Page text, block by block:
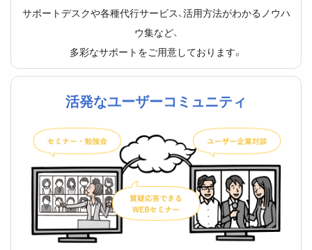
サポートデスクや各種代行サービス、活用方法がわかるノウハ
ウ集など、
多彩なサポートをご用意しております。
活発なユーザーコミュニティ